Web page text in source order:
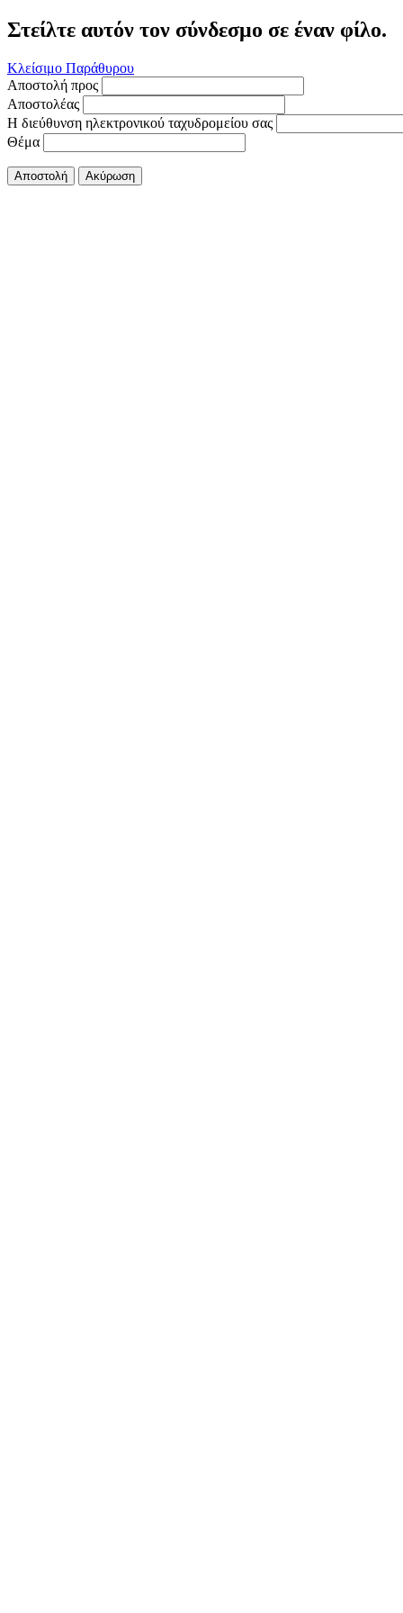
Στείλτε αυτόν τον σύνδεσμο σε έναν φίλο.
Κλείσιμο Παράθυρου
Αποστολή προς
Αποστολέας
Η διεύθυνση ηλεκτρονικού ταχυδρομείου σας
Θέμα
Αποστολή Ακύρωση